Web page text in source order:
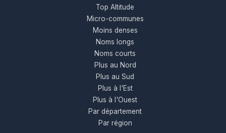
Top Altitude
Micro-communes
Moins denses
Noms longs
Noms courts
Plus au Nord
Plus au Sud
Plus à l'Est
Plus à l'Ouest
Par département
Par région